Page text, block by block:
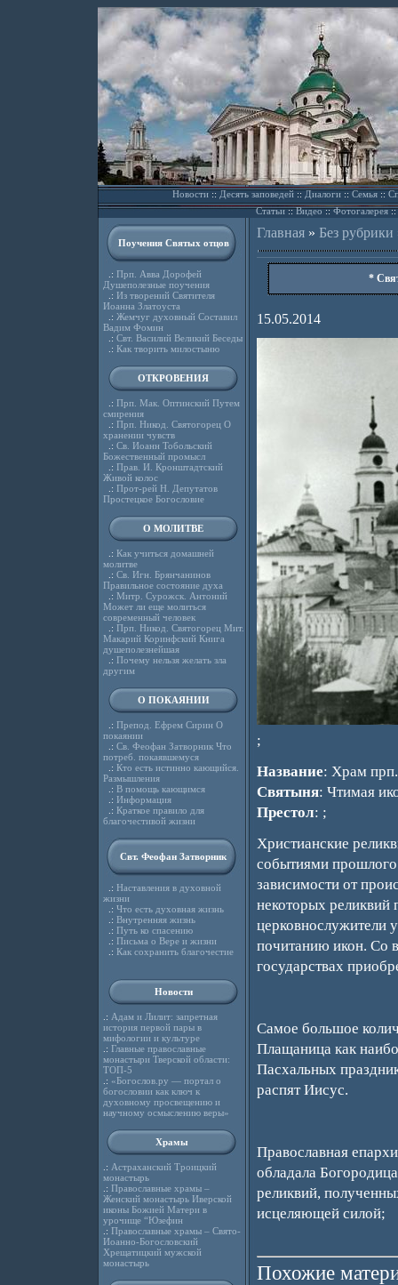
Новости::Десять заповедей::Диалоги::Семья::
Статьи::Видео ::Фотогалерея::
Поучения Святых отцов
.: Прп. Авва Дорофей
Душеполезные поучения
.: Из творений Святителя
Иоанна Златоуста
.: Жемчуг духовный Составил
Вадим Фомин
.: Свт. Василий Великий Беседы
.: Как творить милостыню
ОТКРОВЕНИЯ
.: Прп. Мак. Оптинский Путем
смирения
.: Прп. Никод. Святогорец О
хранении чувств
.: Св. Иоанн Тобольский
Божественный промысл
.: Прав. И. Кронштадтский
Живой колос
.: Прот-рей Н. Депутатов
Простецкое Богословие
О МОЛИТВЕ
.: Как учиться домашней
молитве
.: Св. Игн. Брянчанинов
Правильное состояние духа
.: Митр. Сурожск. Антоний
Может ли еще молиться
современный человек
.: Прп. Никод. Святогорец Мит.
Макарий Коринфский Книга
душеполезнейшая
.: Почему нельзя желать зла
другим
О ПОКАЯНИИ
.: Препод. Ефрем Сирин О
покаянии
.: Св. Феофан Затворник Что
потреб. покаявшемуся
.: Кто есть истинно кающийся.
Размышления
.: В помощь кающимся
.: Информация
.: Краткое правило для
благочестивой жизни
Свт. Феофан Затворник
.: Наставления в духовной
жизни
.: Что есть духовная жизнь
.: Внутренняя жизнь
.: Путь ко спасению
.: Письма о Вере и жизни
.: Как сохранить благочестие
Новости
.: Адам и Лилит: запретная
история первой пары в
мифологии и культуре
.: Главные православные
монастыри Тверской области:
ТОП-5
.: «Богослов.ру — портал о
богословии как ключ к
духовному просвещению и
научному осмыслению веры»
Храмы
.: Астраханский Троицкий
монастырь
.: Православные храмы –
Женский монастырь Иверской
иконы Божией Матери в
урочище “Юзефин
.: Православные храмы – Свято-
Иоанно-Богословский
Хрещатицкий мужской
монастырь
Главная» Без рубрики
*
15.05.2014
;
Название: Храм
Святыня: Чтимая
Престол: ;
Христианские
cобытиями
зависимости от
некоторых реликвий
церковнослужители
почитанию икон. Со
государствах
Самое большое
Плащаница как
Пасхальных
распят Иисус.
Православная
обладала
реликвий,
исцеляющей силой;
Похожие